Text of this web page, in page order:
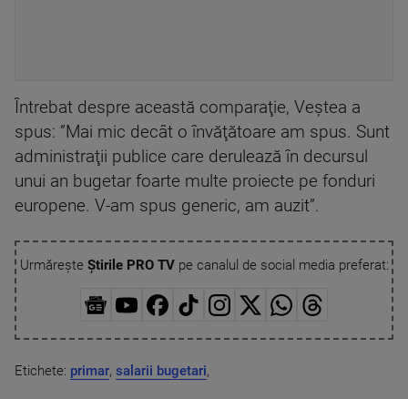
Întrebat despre această comparaţie, Veştea a
spus: ”Mai mic decât o învăţătoare am spus. Sunt
administraţii publice care derulează în decursul
unui an bugetar foarte multe proiecte pe fonduri
europene. V-am spus generic, am auzit”.
Urmărește Știrile PRO TVpe canalul de social media preferat:
Etichete: primar, salarii bugetari,